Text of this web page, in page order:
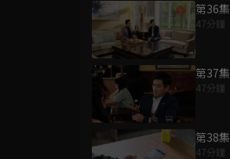
第36集
47分鐘
第37集
47分鐘
第38集
47分鐘